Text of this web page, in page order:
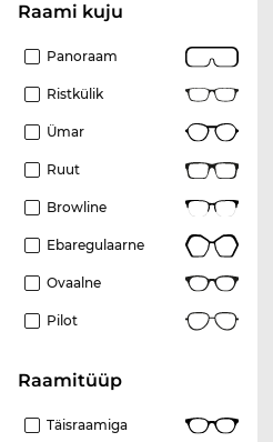
Raami kuju
Panoraam
Ristkülik
Ümar
Ruut
Browline
Ebaregulaarne
Ovaalne
Pilot
Raamitüüp
Täisraamiga